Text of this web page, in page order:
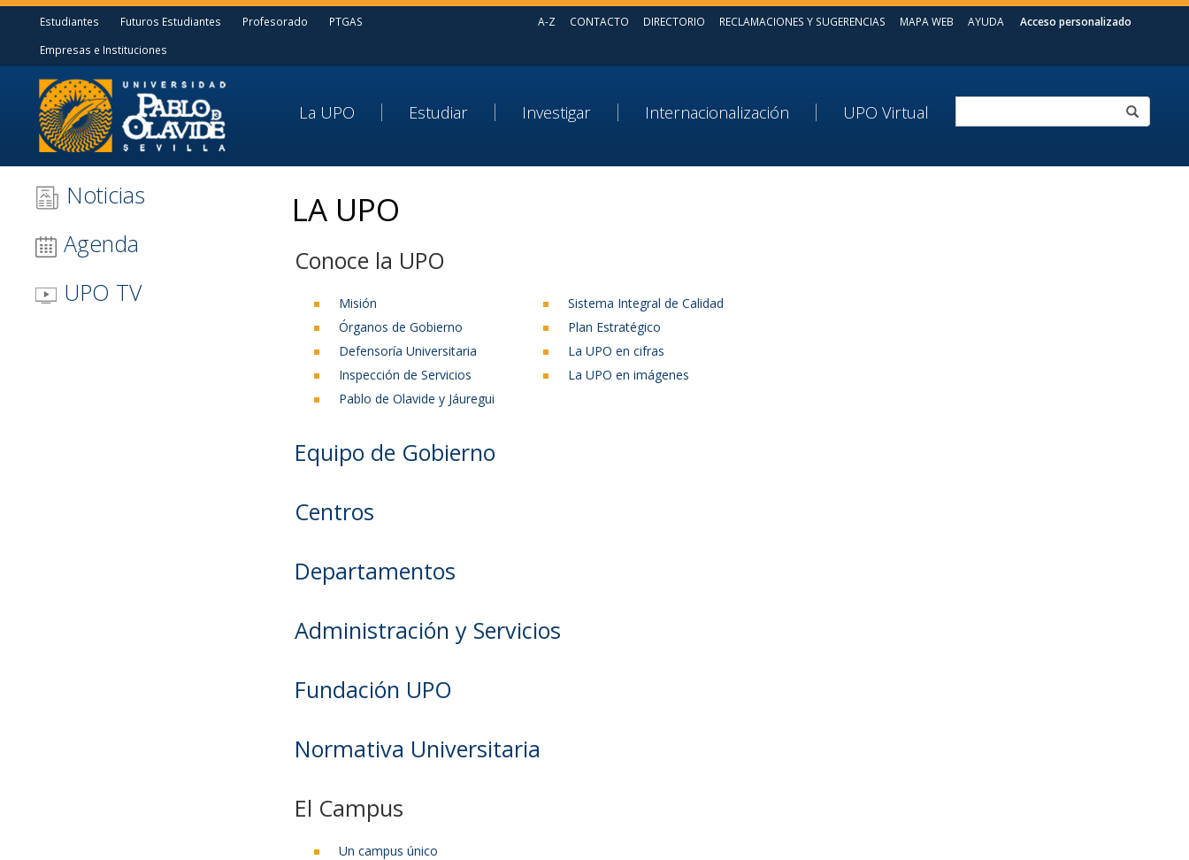
Estudiantes Futuros Estudiantes Profesorado
PTGAS
Empresas e Instituciones
Acceso personalizado
A-Z CONTACTO DIRECTORIO RECLAMACIONES Y SUGERENCIAS MAPA WEB AYUDA
La UPO Estudiar Investigar Internacionalización UPO Virtual
Noticias
Agenda
UPO TV
LA UPO
Conoce la UPO
Misión
Órganos de Gobierno
Defensoría Universitaria
Inspección de Servicios
Pablo de Olavide y Jáuregui
Sistema Integral de Calidad
Plan Estratégico
La UPO en cifras
La UPO en imágenes
Equipo de Gobierno
Centros
Departamentos
Administración y Servicios
Fundación UPO
Normativa Universitaria
El Campus
Un campus único